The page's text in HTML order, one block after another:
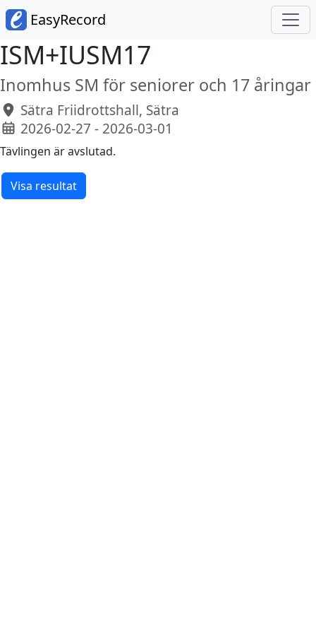
EasyRecord
ISM+IUSM17
Inomhus SM för seniorer och 17 åringar
Sätra Friidrottshall, Sätra
2026-02-27 - 2026-03-01
Tävlingen är avslutad.
Visa resultat